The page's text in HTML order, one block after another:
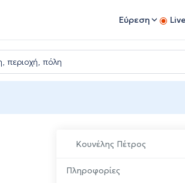
Εύρεση
Κουνέλης Πέτρος
Πληροφορίες